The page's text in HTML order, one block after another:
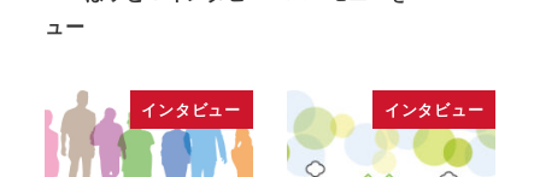
ュー
インタビュー インタビュー